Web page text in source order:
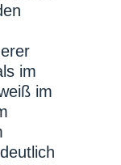
im
im